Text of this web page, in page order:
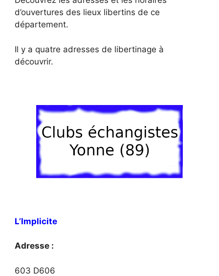
d’ouvertures des lieux libertins de ce
département.
Il y a quatre adresses de libertinage à
découvrir.
L’Implicite
Adresse :
603 D606